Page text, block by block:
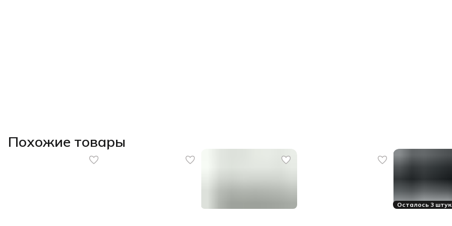
Похожие товары
Осталось 3